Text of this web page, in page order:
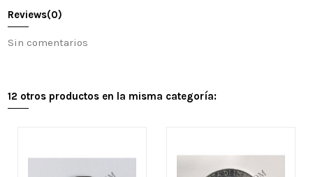
Reviews(0)
Sin comentarios
12 otros productos en la misma categoría: